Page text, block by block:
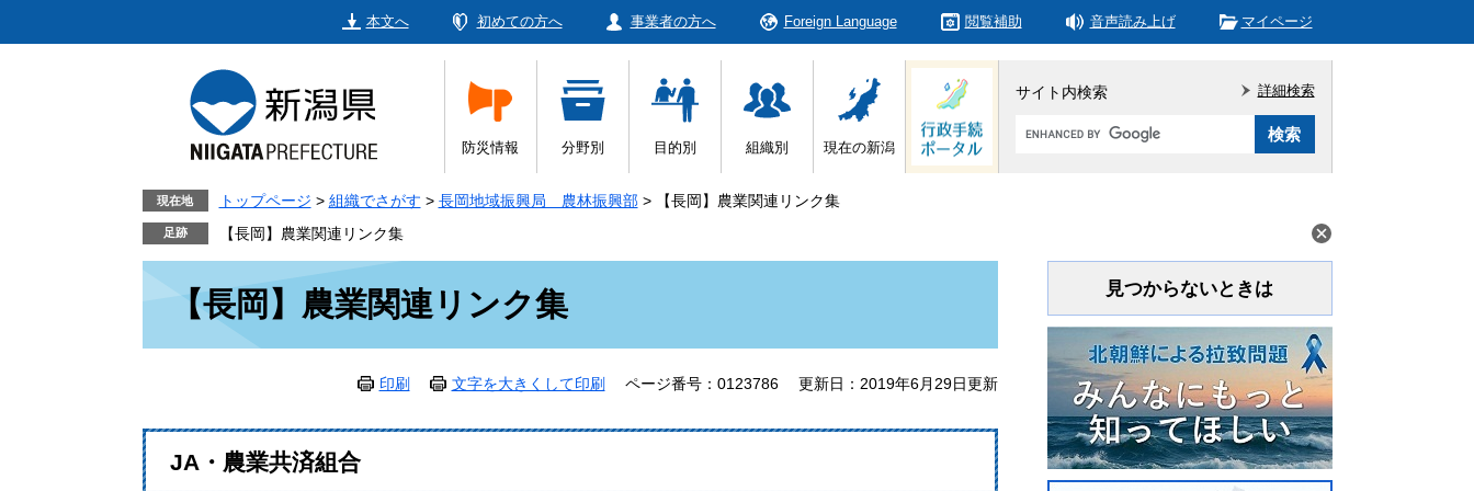
本文へ 初めての方へ 事業者の方へ Foreign Language 閲覧補助 音声読み上げ マイページ
防災情報 分野別 目的別 組織別 現在の新潟
サイト内検索
Google
詳細検索
現在地 トップページ > 組織でさがす > 長岡地域振興局 農林振興部 >
【長岡】農業関連リンク集
【長岡】農業関連リンク集
【長岡】農業関連リンク集
印刷 文字を大きくして印刷 ページ番号：0123786 更新日：2019年6月29日更新
JA・農業共済組合
見つからないときは